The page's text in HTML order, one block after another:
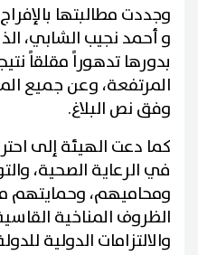
وجددت مطالبتها
و أحمد نجيب الشابي،
بدورها تدهوراً مقلقاً
المرتفعة، وعن جميع
وفق نص البلاغ.
كما دعت الهيئة إلى
في الرعاية الصحية،
ومحاميهم، وحمايتهم
الظروف المناخية
والالتزامات الدولية